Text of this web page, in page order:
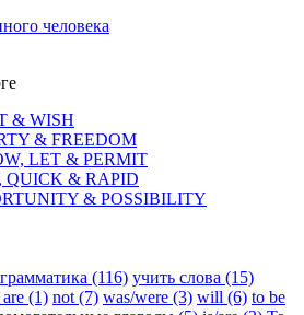
человека
& WISH
& FREEDOM
LET & PERMIT
QUICK & RAPID
& POSSIBILITY
грамматика (116) учить слова (15)
(1) not (7) was/were (3) will (6) to be